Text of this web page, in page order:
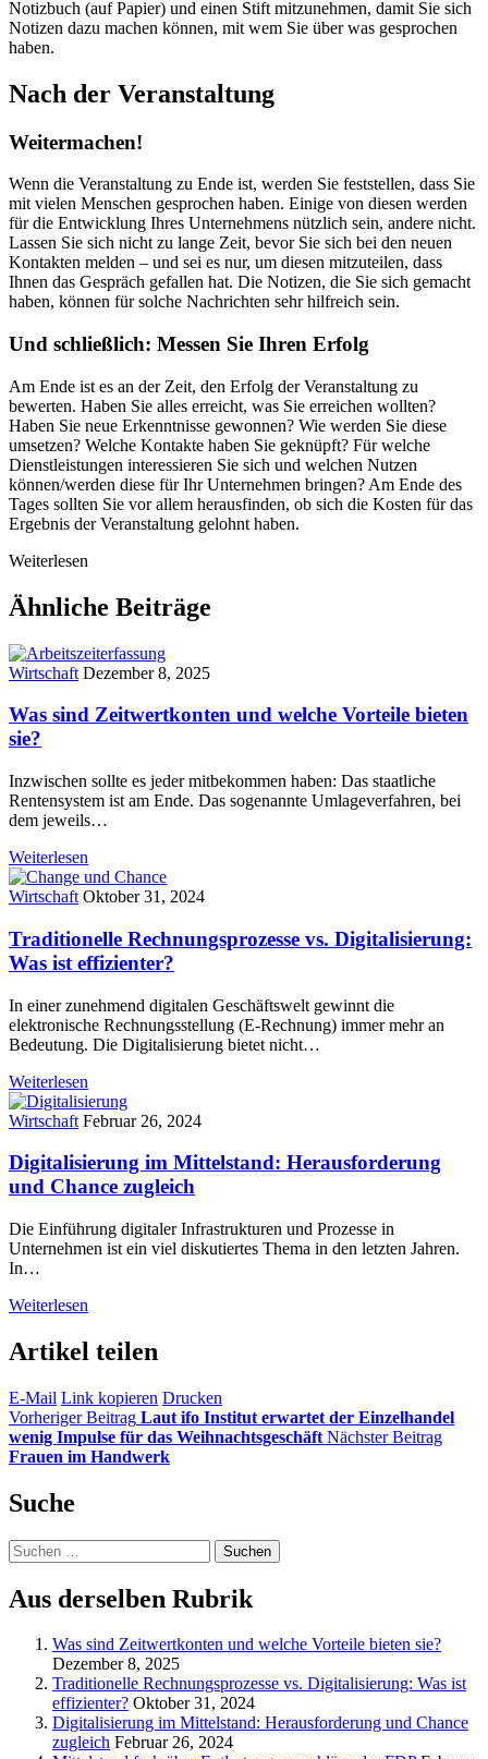
Notizbuch (auf Papier) und einen Stift mitzunehmen, damit Sie sich
Notizen dazu machen können, mit wem Sie über was gesprochen
haben.
Nach der Veranstaltung
Weitermachen!
Wenn die Veranstaltung zu Ende ist, werden Sie feststellen, dass Sie
mit vielen Menschen gesprochen haben. Einige von diesen werden
für die Entwicklung Ihres Unternehmens nützlich sein, andere nicht.
Lassen Sie sich nicht zu lange Zeit, bevor Sie sich bei den neuen
Kontakten melden – und sei es nur, um diesen mitzuteilen, dass
Ihnen das Gespräch gefallen hat. Die Notizen, die Sie sich gemacht
haben, können für solche Nachrichten sehr hilfreich sein.
Und schließlich: Messen Sie Ihren Erfolg
Am Ende ist es an der Zeit, den Erfolg der Veranstaltung zu
bewerten. Haben Sie alles erreicht, was Sie erreichen wollten?
Haben Sie neue Erkenntnisse gewonnen? Wie werden Sie diese
umsetzen? Welche Kontakte haben Sie geknüpft? Für welche
Dienstleistungen interessieren Sie sich und welchen Nutzen
können/werden diese für Ihr Unternehmen bringen? Am Ende des
Tages sollten Sie vor allem herausfinden, ob sich die Kosten für das
Ergebnis der Veranstaltung gelohnt haben.
Weiterlesen
Ähnliche Beiträge
Wirtschaft Dezember 8, 2025
Was sind Zeitwertkonten und welche Vorteile bieten
sie?
Inzwischen sollte es jeder mitbekommen haben: Das staatliche
Rentensystem ist am Ende. Das sogenannte Umlageverfahren, bei
dem jeweils…
Weiterlesen
Wirtschaft Oktober 31, 2024
Traditionelle Rechnungsprozesse vs. Digitalisierung:
Was ist effizienter?
In einer zunehmend digitalen Geschäftswelt gewinnt die
elektronische Rechnungsstellung (E-Rechnung) immer mehr an
Bedeutung. Die Digitalisierung bietet nicht…
Weiterlesen
Wirtschaft Februar 26, 2024
Digitalisierung im Mittelstand: Herausforderung
und Chance zugleich
Die Einführung digitaler Infrastrukturen und Prozesse in
Unternehmen ist ein viel diskutiertes Thema in den letzten Jahren.
In…
Weiterlesen
Artikel teilen
E-Mail Link kopieren Drucken
Vorheriger Beitrag Laut ifo Institut erwartet der Einzelhandel
wenig Impulse für das Weihnachtsgeschäft Nächster Beitrag
Frauen im Handwerk
Suche
Suchen
nach:
Aus derselben Rubrik
Was sind Zeitwertkonten und welche Vorteile bieten sie?
Dezember 8, 2025
Traditionelle Rechnungsprozesse vs. Digitalisierung: Was ist
effizienter? Oktober 31, 2024
Digitalisierung im Mittelstand: Herausforderung und Chance
zugleich Februar 26, 2024